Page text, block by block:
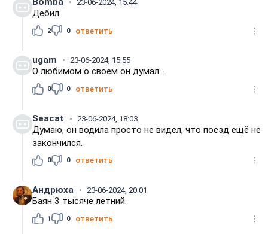
23-06-2024, 15:44
Дебил
2 0 ответить
ugam 23-06-2024, 15:55
О любимом о своем он думал...
0 0 ответить
Seacat 23-06-2024, 18:03
Думаю, он водила просто не видел, что поезд ещё не
закончился.
0 0 ответить
Андрюха 23-06-2024, 20:01
Баян 3 тысяче летний.
1 0 ответить